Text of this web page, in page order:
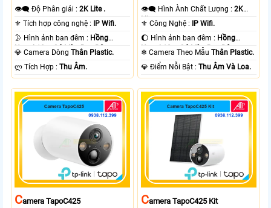
👁️‍🗨 Độ Phân giải :2K Lite .
⚜️ Tích hợp công nghệ :
IP Wifi.
🌛 Hình ảnh ban đêm : Hồng
Ngoại 10m Có Màu Ban Ðêm.
💎 Camera DòngThân Plastic.
️ლ Tích Hợp :Thu Âm.
👁️‍🗨 Hình Ành Chất Lượng :2K
Lite .
⚜️ Công Nghệ :
IP Wifi.
🌔 Hình ảnh ban đêm : Hồng
Ngoại 10m Có Màu Ban Ðêm.
❄ Camera Theo MẫuThân Plastic.
️💎 Điểm Nỗi Bật :Thu Âm Và Loa.
CAmera TapoC425 CAmera TapoC425 Kit